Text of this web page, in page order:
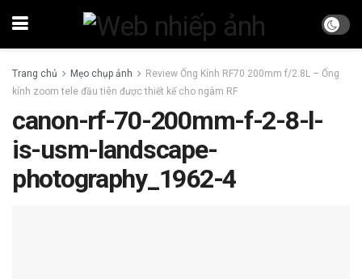
Trang chủ Mẹo chụp ảnh
Review Ống Kính RF70 200mm f/2.8L – Ống
kính zoom tele đầu tiên được thiết kế cho ngàm RF
canon-rf-70-200mm-f-2-8-l-
is-usm-landscape-
photography_1962-4